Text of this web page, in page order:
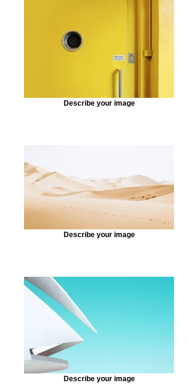
Describe your image
Describe your image
Describe your image